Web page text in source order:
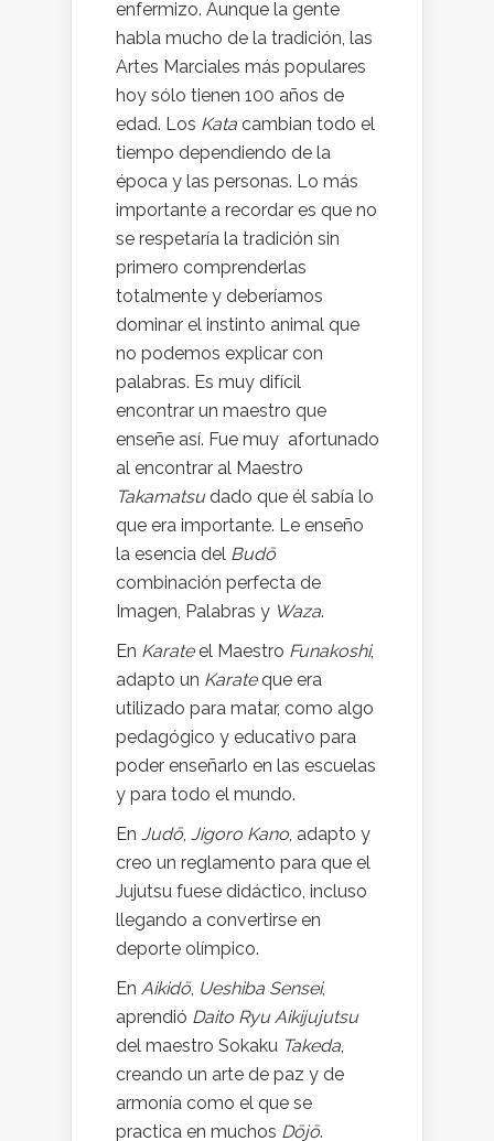
enfermizo. Aunque la gente
habla mucho de la tradición, las
Artes Marciales más populares
hoy sólo tienen 100 años de
edad. Los Kata cambian todo el
tiempo dependiendo de la
época y las personas. Lo más
importante a recordar es que no
se respetaría la tradición sin
primero comprenderlas
totalmente y deberíamos
dominar el instinto animal que
no podemos explicar con
palabras. Es muy difícil
encontrar un maestro que
enseñe así. Fue muy afortunado
al encontrar al Maestro
Takamatsudado que él sabía lo
que era importante. Le enseño
la esencia del Budō
combinación perfecta de
Imagen, Palabras y Waza.
En Karateel Maestro Funakoshi,
adapto un Karateque era
utilizado para matar, como algo
pedagógico y educativo para
poder enseñarlo en las escuelas
y para todo el mundo.
En Judō, Jigoro Kano, adapto y
creo un reglamento para que el
Jujutsu fuese didáctico, incluso
llegando a convertirse en
deporte olímpico.
En Aikidō, Ueshiba Sensei,
aprendió Daito Ryu Aikijujutsu
del maestro Sokaku Takeda,
creando un arte de paz y de
armonía como el que se
practica en muchos Dōjō.